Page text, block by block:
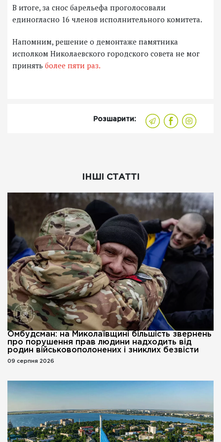
В итоге, за снос барельефа проголосовали
единогласно 16 членов исполнительного комитета.
Напомним, решение о демонтаже памятника
исполком Николаевского городского совета не мог
принять более пяти раз.
Розшарити:
ІНШІ СТАТТІ
Омбудсман: на Миколаївщині більшість звернень
про порушення прав людини надходить від
родин військовополонених і зниклих безвісти
09 серпня 2026